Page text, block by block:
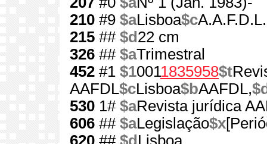
210 #9 $aLisboa$c
215 ## $d 22 cm
326 ## $aTrimestral
452 #1 $10011835958$t
AAFDL$cLisboa$bAAFDL,
530 1# $aRevista jurídica
606 ## $aLegislação$x
620 ## $d Lisboa